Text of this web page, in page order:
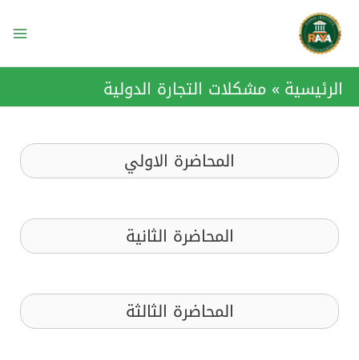
المحتوى
الرئيسية مشكلات التجارة الدولية
المحاضرة الاولي
المحاضرة الثانية
المحاضرة الثالثة